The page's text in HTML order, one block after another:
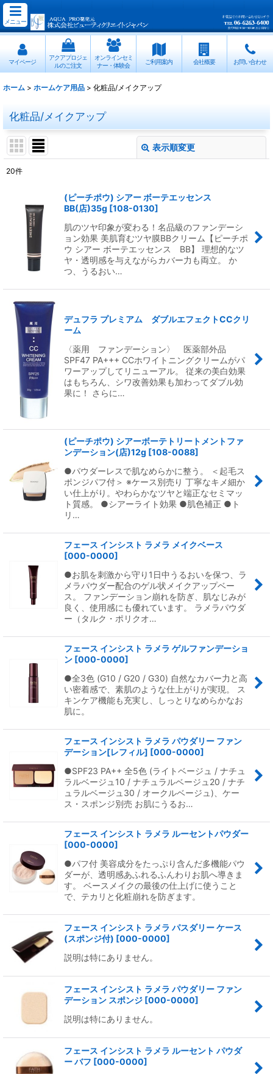
メニュー
マイページ
アクアプロジェ
ルのご注文
オンラインセミ
ナー・体験会
ご利用案内 会社概要 お問い合わせ
ホーム > ホームケア用品 > 化粧品/メイクアップ
化粧品/メイクアップ
表示順変更
並び順 :
絞り込む
20件
(ピーチポウ) シアー ボーテエッセンス
BB(店)35g [108-0130]
肌のツヤ印象が変わる！名品級のファンデーシ
ョン効果 美肌育むツヤ膜BBクリーム【ピーチポ
ウ シアー ボーテエッセンス BB】 理想的なツ
ヤ・透明感を与えながらカバー力も両立。 か
つ、うるおい…
デュフラ プレミアム ダブルエフェクトCCクリ
ーム
〈薬用 ファンデーション〉 医薬部外品
SPF47 PA+++ CCホワイトニングクリームがパ
ワーアップしてリニューアル。 従来の美白効果
はもちろん、シワ改善効果も加わってダブル効
果に！ さらに…
(ピーチポウ) シアーボーテトリートメントファ
ンデーション(店)12g [108-0088]
●パウダーレスで肌なめらかに整う。 ＜起毛ス
ポンジパフ付＞ ※ケース別売り 丁寧なキメ細か
い仕上がり。やわらかなツヤと端正なセミマッ
ト質感。 ●シアーライト効果 ●肌色補正 ●ト
リ…
フェース インシスト ラメラ メイクベース
[000-0000]
●お肌を刺激から守り1日中うるおいを保つ、ラ
メラパウダー配合のゲル状メイクアップベー
ス。 ファンデーション崩れを防ぎ、肌なじみが
良く、使用感にも優れています。 ラメラパウダ
ー（タルク・ポリクオ…
フェース インシスト ラメラ ゲルファンデーショ
ン [000-0000]
●全3色 (G10 / G20 / G30) 自然なカバー力と高
い密着感で、素肌のような仕上がりが実現。 ス
キンケア機能も充実し、しっとりなめらかなお
肌に。
フェース インシスト ラメラ パウダリー ファン
デーション[レフィル] [000-0000]
●SPF23 PA++ 全5色 (ライトベージュ / ナチュ
ラルベージュ10 / ナチュラルベージュ20 / ナチ
ュラルベージュ30 / オークルベージュ)、ケー
ス・スポンジ別売 お肌にうるお…
フェース インシスト ラメラ ルーセントパウダー
[000-0000]
●パフ付 美容成分をたっぷり含んだ多機能パウ
ダーが、透明感あふれるふんわりお肌へ導きま
す。 ベースメイクの最後の仕上げに使うこと
で、テカリと化粧崩れを防ぎます。
フェース インシスト ラメラ パスダリー ケース
(スポンジ付) [000-0000]
説明は特にありません。
フェース インシスト ラメラ パウダリー ファン
デーション スポンジ [000-0000]
説明は特にありません。
フェース インシスト ラメラ ルーセント パウダ
ー バフ [000-0000]